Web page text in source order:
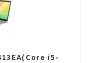
i5-